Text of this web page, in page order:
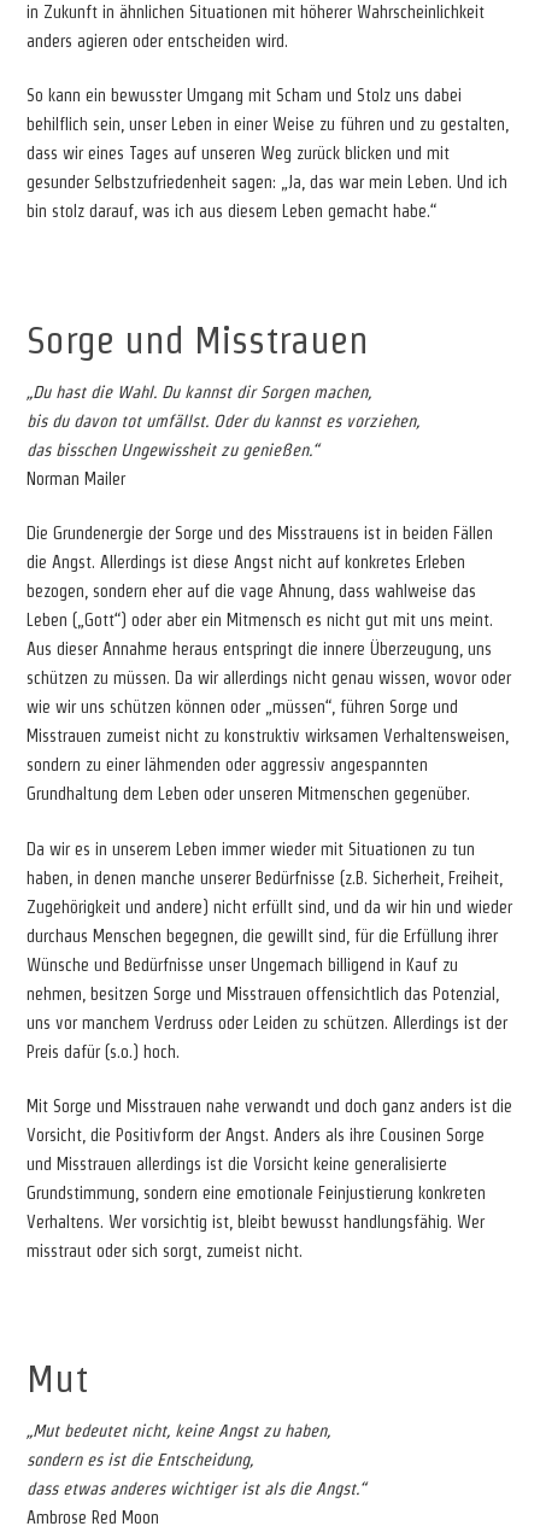
in Zukunft in ähnlichen Situationen mit höherer Wahrscheinlichkeit
anders agieren oder entscheiden wird.
So kann ein bewusster Umgang mit Scham und Stolz uns dabei
behilflich sein, unser Leben in einer Weise zu führen und zu gestalten,
dass wir eines Tages auf unseren Weg zurück blicken und mit
gesunder Selbstzufriedenheit sagen: „Ja, das war mein Leben. Und ich
bin stolz darauf, was ich aus diesem Leben gemacht habe.“
Sorge und Misstrauen
„Du hast die Wahl. Du kannst dir Sorgen machen,
bis du davon tot umfällst. Oder du kannst es vorziehen,
das bisschen Ungewissheit zu genießen.“
Norman Mailer
Die Grundenergie der Sorge und des Misstrauens ist in beiden Fällen
die Angst. Allerdings ist diese Angst nicht auf konkretes Erleben
bezogen, sondern eher auf die vage Ahnung, dass wahlweise das
Leben („Gott“) oder aber ein Mitmensch es nicht gut mit uns meint.
Aus dieser Annahme heraus entspringt die innere Überzeugung, uns
schützen zu müssen. Da wir allerdings nicht genau wissen, wovor oder
wie wir uns schützen können oder „müssen“, führen Sorge und
Misstrauen zumeist nicht zu konstruktiv wirksamen Verhaltensweisen,
sondern zu einer lähmenden oder aggressiv angespannten
Grundhaltung dem Leben oder unseren Mitmenschen gegenüber.
Da wir es in unserem Leben immer wieder mit Situationen zu tun
haben, in denen manche unserer Bedürfnisse (z.B. Sicherheit, Freiheit,
Zugehörigkeit und andere) nicht erfüllt sind, und da wir hin und wieder
durchaus Menschen begegnen, die gewillt sind, für die Erfüllung ihrer
Wünsche und Bedürfnisse unser Ungemach billigend in Kauf zu
nehmen, besitzen Sorge und Misstrauen offensichtlich das Potenzial,
uns vor manchem Verdruss oder Leiden zu schützen. Allerdings ist der
Preis dafür (s.o.) hoch.
Mit Sorge und Misstrauen nahe verwandt und doch ganz anders ist die
Vorsicht, die Positivform der Angst. Anders als ihre Cousinen Sorge
und Misstrauen allerdings ist die Vorsicht keine generalisierte
Grundstimmung, sondern eine emotionale Feinjustierung konkreten
Verhaltens. Wer vorsichtig ist, bleibt bewusst handlungsfähig. Wer
misstraut oder sich sorgt, zumeist nicht.
Mut
„Mut bedeutet nicht, keine Angst zu haben,
sondern es ist die Entscheidung,
dass etwas anderes wichtiger ist als die Angst.“
Ambrose Red Moon